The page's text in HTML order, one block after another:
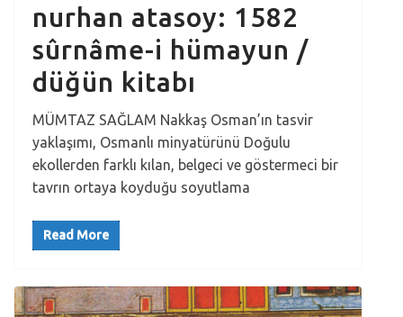
nurhan atasoy: 1582
sûrnâme-i hümayun /
düğün kitabı
MÜMTAZ SAĞLAM Nakkaş Osman’ın tasvir
yaklaşımı, Osmanlı minyatürünü Doğulu
ekollerden farklı kılan, belgeci ve göstermeci bir
tavrın ortaya koyduğu soyutlama
Read More